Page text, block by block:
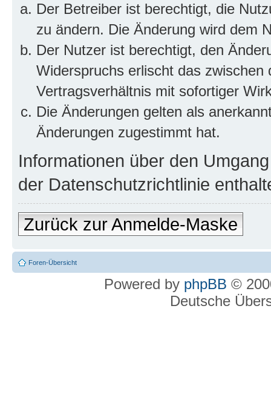
Der Betreiber ist berechtigt, die
zu ändern. Die Änderung wird dem
Der Nutzer ist berechtigt, den
Widerspruchs erlischt das
Vertragsverhältnis mit sofortiger
Die Änderungen gelten als
Änderungen zugestimmt hat.
Informationen über den
der Datenschutzrichtlinie
Zurück zur Anmelde-Maske
Foren-Übersicht
Powered by phpBB ©
Deutsche